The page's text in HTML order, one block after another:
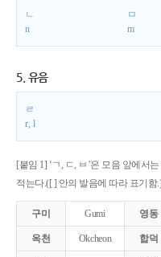
ㄴ
n
ㅁ
m
5. 유음
ㄹ
r, l
[붙임 1] ‘ㄱ, ㄷ, ㅂ’은 모음 앞에서는
적는다.([ ] 안의 발음에 따라 표기함.)
구미 Gumi 영동
옥천 Okcheon 합덕